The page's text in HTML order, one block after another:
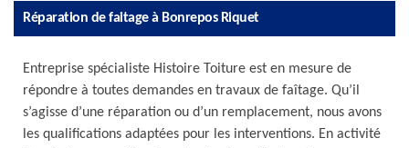
Réparation de faitage à Bonrepos Riquet
Entreprise spécialiste Histoire Toiture est en mesure de
répondre à toutes demandes en travaux de faîtage. Qu’il
s’agisse d’une réparation ou d’un remplacement, nous avons
les qualifications adaptées pour les interventions. En activité